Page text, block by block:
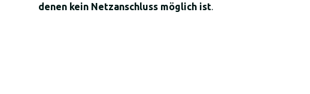
denen kein Netzanschluss möglich ist